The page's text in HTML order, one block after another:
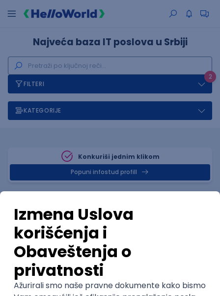
Najveća baza IT poslova u Srbiji
2
FILTERI
KATEGORIJE
Konkuriši jednim klikom
Popuni infostud profill
Poslovi iz drugih gradova.
Najnovije
Implementation and Product
Specialist
Unifiedpost Solutions d.o.o.